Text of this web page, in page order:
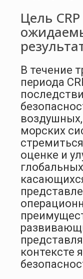
Цель
В течение
периода
морских
оценке и
контексте